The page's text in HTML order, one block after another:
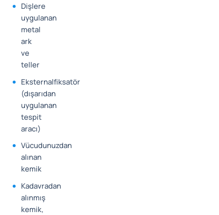
Dişlere
uygulanan
metal
ark
ve
teller
Eksternalfiksatör
(dışarıdan
uygulanan
tespit
aracı)
Vücudunuzdan
alınan
kemik
Kadavradan
alınmış
kemik,